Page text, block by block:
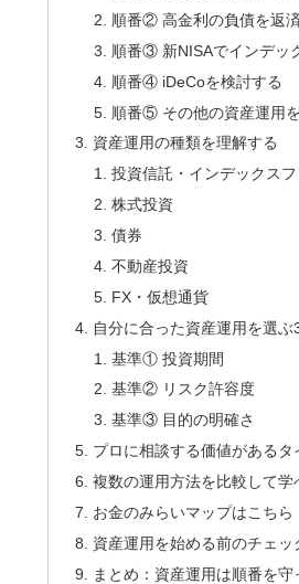
順番② 高金利の負債を返
順番③ 新NISAでインデッ
順番④ iDeCoを検討する
順番⑤ その他の資産運用
資産運用の種類を理解する
投資信託・インデックスフ
株式投資
債券
不動産投資
FX・仮想通貨
自分に合った資産運用を選ぶ
基準① 投資期間
基準② リスク許容度
基準③ 目的の明確さ
プロに相談する価値があるタ
複数の運用方法を比較して学
お金のみらいマップはこちら
資産運用を始める前のチェッ
まとめ：資産運用は順番を守